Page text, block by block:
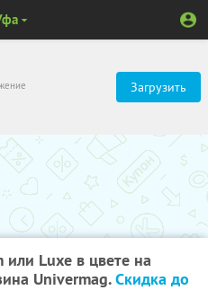
Загрузить
Luxe в цвете на
Univermag.Скидка до